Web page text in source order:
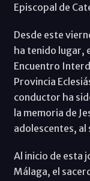
Episcopal de
Desde este
ha tenido lugar,
Encuentro
Provincia
conductor ha
la memoria de
adolescentes,
Al inicio de esta
Málaga, el